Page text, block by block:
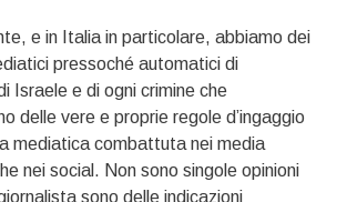
e in Italia in particolare, abbiamo dei
pressoché automatici di
Israele e di ogni crimine che
delle vere e proprie regole d’ingaggio
mediatica combattuta nei media
nei social. Non sono singole opinioni
sono delle indicazioni